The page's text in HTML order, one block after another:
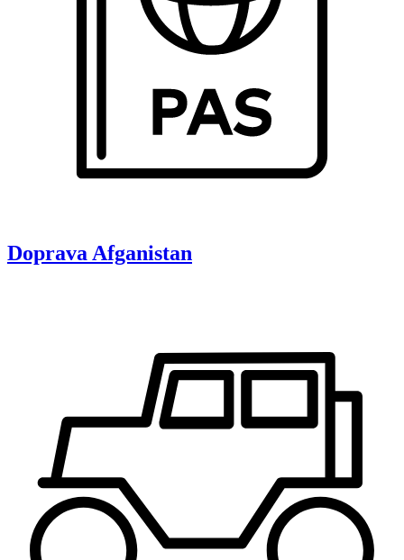
DopravaAfganistan